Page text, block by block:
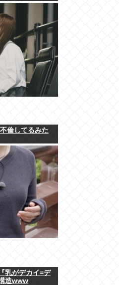
倫してるみた
乳がデカイ=デ
造www